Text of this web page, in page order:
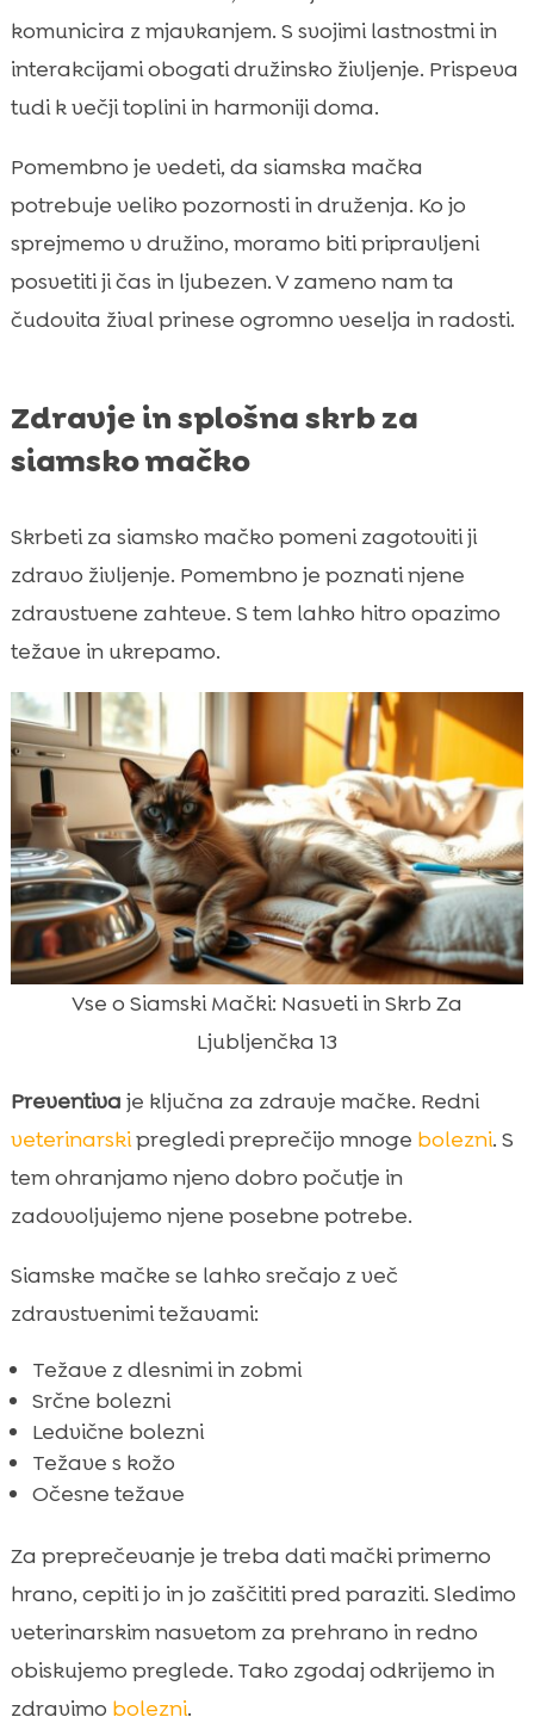
komunicira z mjavkanjem. S svojimi lastnostmi in
interakcijami obogati družinsko življenje. Prispeva
tudi k večji toplini in harmoniji doma.
Pomembno je vedeti, da siamska mačka
potrebuje veliko pozornosti in druženja. Ko jo
sprejmemo v družino, moramo biti pripravljeni
posvetiti ji čas in ljubezen. V zameno nam ta
čudovita žival prinese ogromno veselja in radosti.
Zdravje in splošna skrb za
siamsko mačko
Skrbeti za siamsko mačko pomeni zagotoviti ji
zdravo življenje. Pomembno je poznati njene
zdravstvene zahteve. S tem lahko hitro opazimo
težave in ukrepamo.
Vse o Siamski Mački: Nasveti in Skrb Za
Ljubljenčka 13
Preventiva je ključna za zdravje mačke. Redni
veterinarskipregledi preprečijo mnoge bolezni. S
tem ohranjamo njeno dobro počutje in
zadovoljujemo njene posebne potrebe.
Siamske mačke se lahko srečajo z več
zdravstvenimi težavami:
Težave z dlesnimi in zobmi
Srčne bolezni
Ledvične bolezni
Težave s kožo
Očesne težave
Za preprečevanje je treba dati mački primerno
hrano, cepiti jo in jo zaščititi pred paraziti. Sledimo
veterinarskim nasvetom za prehrano in redno
obiskujemo preglede. Tako zgodaj odkrijemo in
zdravimo bolezni.